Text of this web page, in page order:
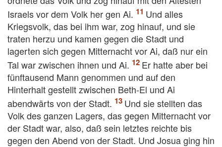
Israels vor dem Volk her gen Ai.
Und alles
Kriegsvolk, das bei ihm war, zog hinauf, und sie
traten herzu und kamen gegen die Stadt und
lagerten sich gegen Mitternacht vor Ai, daß nur ein
Tal war zwischen ihnen und Ai.
Er hatte aber bei
fünftausend Mann genommen und auf den
Hinterhalt gestellt zwischen Beth-El und Ai
abendwärts von der Stadt.
Und sie stellten das
Volk des ganzen Lagers, das gegen Mitternacht vor
der Stadt war, also, daß sein letztes reichte bis
gegen den Abend von der Stadt. Und Josua ging hin